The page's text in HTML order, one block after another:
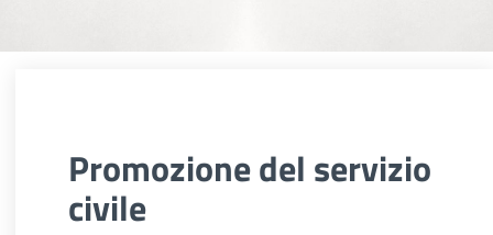
Promozione del servizio
civile